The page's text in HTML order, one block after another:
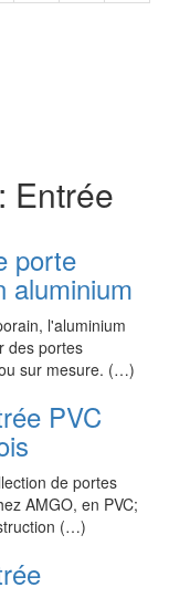
Entrée
porte
aluminium
l'aluminium
des portes
sur mesure. (…)
PVC
de portes
AMGO, en PVC;
(…)